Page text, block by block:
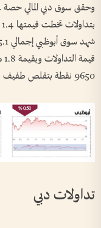
9650 نقطة بتقلص طفيف بلغ 0.50%.
تداولات دبي